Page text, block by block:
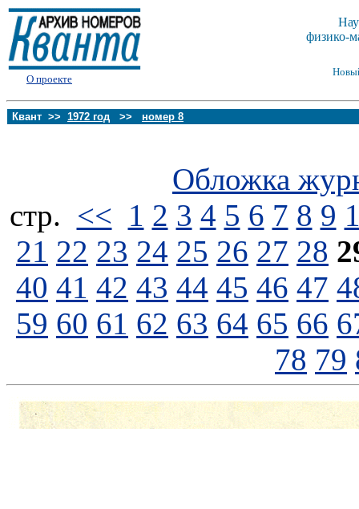
О проекте
физико-
Квант >> 1972 год >> номер 8
Обложка
стp. << 1 2 3 4 5 6 7 8 9
21 22 23 24 25 26 27 28
40 41 42 43 44 45 46 47
59 60 61 62 63 64 65 66
78 79